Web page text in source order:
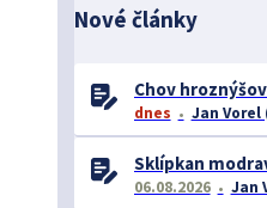
Nové články
Chov
dnes Jan Vorel
06.08.2026 Jan